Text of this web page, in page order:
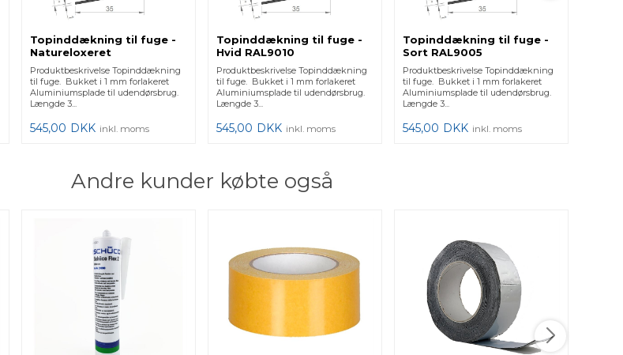
Topinddækning til fuge -
Natureloxeret
Produktbeskrivelse Topinddækning
til fuge. Bukket i 1 mm forlakeret
Aluminiumsplade til udendørsbrug.
Længde 3...
545,00 DKK inkl. moms
Topinddækning til fuge -
Hvid RAL9010
Produktbeskrivelse Topinddækning
til fuge. Bukket i 1 mm forlakeret
Aluminiumsplade til udendørsbrug.
Længde 3...
545,00 DKK inkl. moms
Topinddækning til fuge -
Sort RAL9005
Produktbeskrivelse Topinddækning
til fuge. Bukket i 1 mm forlakeret
Aluminiumsplade til udendørsbrug.
Længde 3...
545,00 DKK inkl. moms
Andre kunder købte også